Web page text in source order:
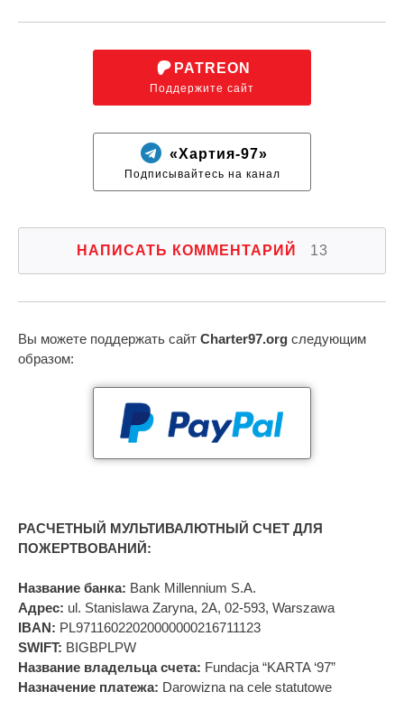
PATREON
Поддержите сайт
«Хартия-97»
Подписывайтесь на канал
НАПИСАТЬ КОММЕНТАРИЙ 13
Вы можете поддержать сайт Charter97.org следующим
образом:
РАСЧЕТНЫЙ МУЛЬТИВАЛЮТНЫЙ СЧЕТ ДЛЯ
ПОЖЕРТВОВАНИЙ:
Название банка: Bank Millennium S.A.
Адрес: ul. Stanislawa Zaryna, 2A, 02-593, Warszawa
IBAN: PL97116022020000000216711123
SWIFT: BIGBPLPW
Название владельца счета: Fundacja “KARTA ‘97”
Назначение платежа: Darowizna na cele statutowe